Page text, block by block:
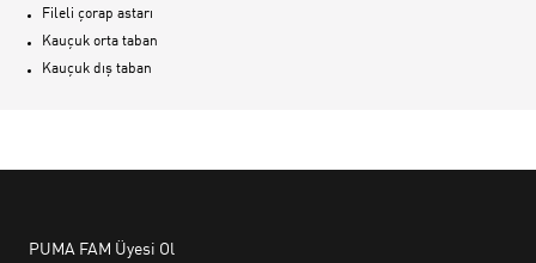
Fileli çorap astarı
Kauçuk orta taban
Kauçuk dış taban